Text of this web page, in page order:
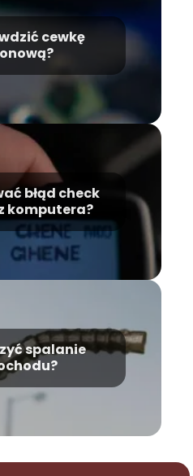
cewkę
błąd check
komputera?
spalanie